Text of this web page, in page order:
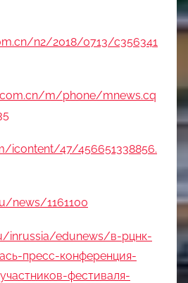
n2/2018/0713/c356341
m/phone/mnews.cq
icontent/47/456651338856.
news/1161100
inrussia/edunews/в-рцнк-
пресс-конференция-
фестиваля-